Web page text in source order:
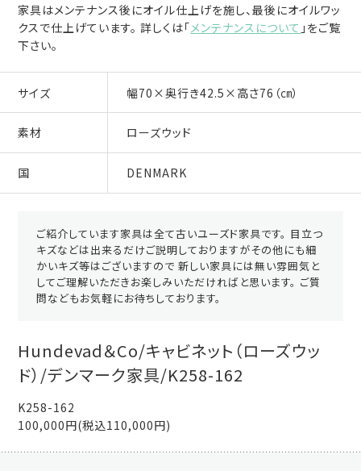
家具はメンテナンス後にオイル仕上げを施し、最後にオイルワッ
クスで仕上げています。 詳しくは「メンテナンスについて 」をご覧
下さい。
サイズ 幅70×奥行き42.5×高さ76（㎝）
素材 ローズウッド
国 DENMARK
ご紹介しています家具は全て古いユーズド家具です。 目立つ
キズなどは出来るだけご説明しておりますがその他にも細
かいキズ等はございますので 新しい家具には無い雰囲気と
してご理解いただきお楽しみいただければと思います。 ご質
問などもお気軽にお待ちしております。
Hundevad＆Co/キャビネット（ローズウッ
ド）/デンマーク家具/K258-162
K258-162
100,000円(税込110,000円)